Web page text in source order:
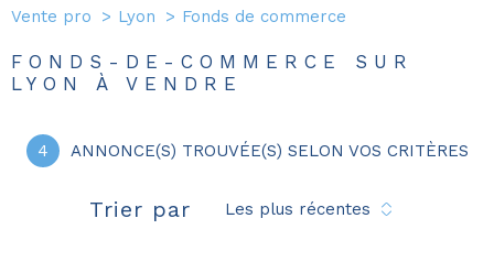
Vente pro
Lyon Fonds de commerce
FONDS-DE-COMMERCE SUR
LYON À VENDRE
4 ANNONCE(S) TROUVÉE(S) SELON VOS CRITÈRES
Trier par Les plus récentes